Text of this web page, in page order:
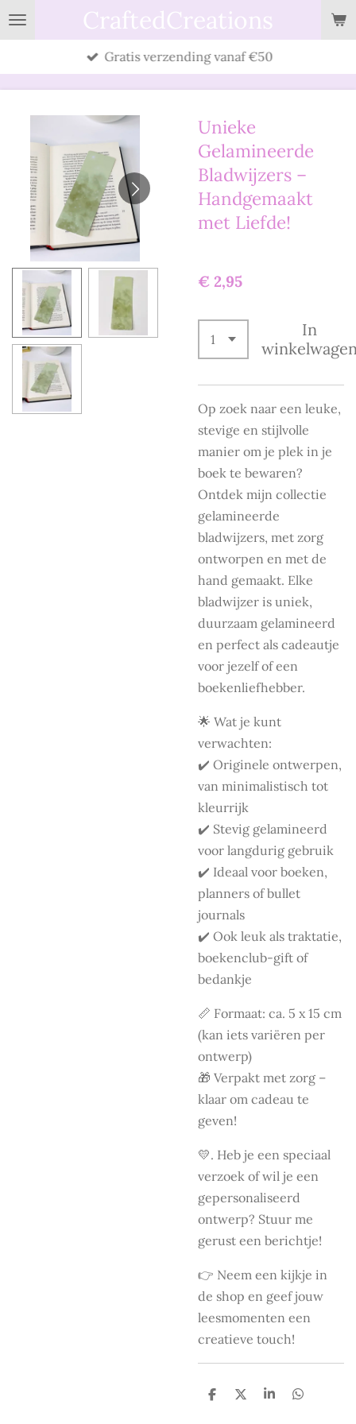
Ga
direct
CraftedCreations
Gratis verzending vanaf €50
Unieke
Gelamineerde
Bladwijzers –
Handgemaakt
met Liefde!
€ 2,95
In
Op zoek naar een leuke,
stevige en stijlvolle
manier om je plek in je
boek te bewaren?
Ontdek mijn collectie
gelamineerde
bladwijzers, met zorg
ontworpen en met de
hand gemaakt. Elke
bladwijzer is uniek,
duurzaam gelamineerd
en perfect als cadeautje
voor jezelf of een
boekenliefhebber.
🌟 Wat je kunt
verwachten:
✔️ Originele ontwerpen,
van minimalistisch tot
kleurrijk
✔️ Stevig gelamineerd
voor langdurig gebruik
✔️ Ideaal voor boeken,
planners of bullet
journals
✔️ Ook leuk als traktatie,
boekenclub-gift of
bedankje
📏 Formaat: ca. 5 x 15 cm
(kan iets variëren per
ontwerp)
🎁 Verpakt met zorg –
klaar om cadeau te
geven!
💛. Heb je een speciaal
verzoek of wil je een
gepersonaliseerd
ontwerp? Stuur me
gerust een berichtje!
👉 Neem een kijkje in
de shop en geef jouw
leesmomenten een
creatieve touch!
D
D
S
D